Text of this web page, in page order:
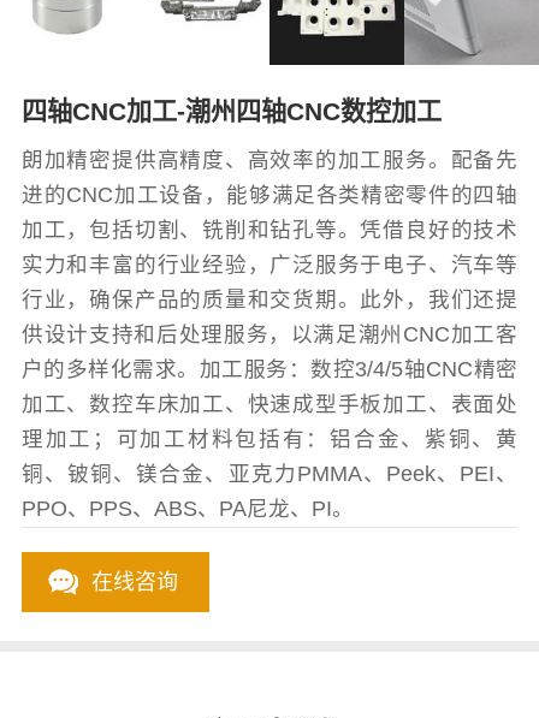
四轴CNC加工-潮州四轴CNC数控加工
朗加精密提供高精度、高效率的加工服务。配备先
进的CNC加工设备，能够满足各类精密零件的四轴
加工，包括切割、铣削和钻孔等。凭借良好的技术
实力和丰富的行业经验，广泛服务于电子、汽车等
行业，确保产品的质量和交货期。此外，我们还提
供设计支持和后处理服务，以满足潮州CNC加工客
户的多样化需求。加工服务：数控3/4/5轴CNC精密
加工、数控车床加工、快速成型手板加工、表面处
理加工；可加工材料包括有：铝合金、紫铜、黄
铜、铍铜、镁合金、亚克力PMMA、Peek、PEI、
PPO、PPS、ABS、PA尼龙、PI。
在线咨询